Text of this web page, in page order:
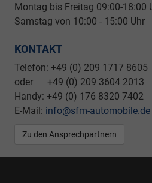
Montag bis Freitag 09:00-18:00
Samstag von 10:00 - 15:00 Uhr
KONTAKT
Telefon: +49 (0) 209 1717 8605
oder +49 (0) 209 3604 2013
Handy: +49 (0) 176 8320 7402
E-Mail: info@sfm-automobile.de
Zu den Ansprechpartnern